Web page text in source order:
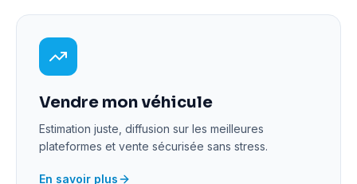
Vendre mon véhicule
Estimation juste, diffusion sur les meilleures
plateformes et vente sécurisée sans stress.
En savoir plus